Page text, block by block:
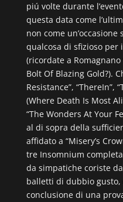
piú volte durante
questa data come
non come
qualcosa di sfizioso
(ricordate a
Bolt Of Blazing Gold?).
Resistance”, “ThereIn”,
(Where Death Is Most
“The Wonders At Your
al di sopra della
affidato a “Misery’s
tre Insomnium
da simpatiche coriste
balletti di dubbio gusto,
conclusione di una